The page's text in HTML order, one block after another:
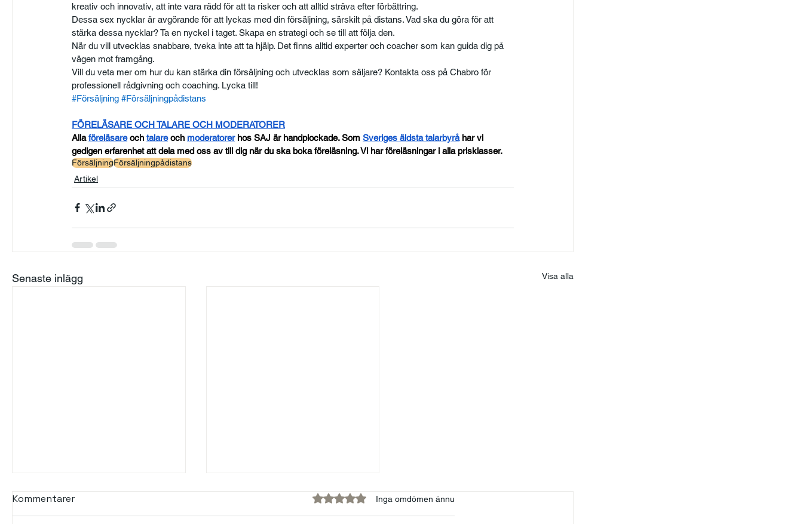
kreativ och innovativ, att inte vara rädd för att ta risker och att alltid sträva efter förbättring.
Dessa sex nycklar är avgörande för att lyckas med din försäljning, särskilt på distans. Vad ska du göra för att
stärka dessa nycklar? Ta en nyckel i taget. Skapa en strategi och se till att följa den.
När du vill utvecklas snabbare, tveka inte att ta hjälp. Det finns alltid experter och coacher som kan guida dig på
vägen mot framgång.
Vill du veta mer om hur du kan stärka din försäljning och utvecklas som säljare? Kontakta oss på Chabro för
professionell rådgivning och coaching. Lycka till!
#Försäljning #Försäljningpådistans
FÖRELÄSARE OCH TALARE OCH MODERATORER
Alla föreläsare och talare och moderatorer hos SAJ är handplockade. Som Sveriges äldsta talarbyrå har vi
gedigen erfarenhet att dela med oss av till dig när du ska boka föreläsning. Vi har föreläsningar i alla prisklasser.
FörsäljningFörsäljningpådistans
Artikel
Senaste inlägg Visa alla
Kommentarer Betygsatt till 0 av 5 stjärnor.
Inga omdömen ännu